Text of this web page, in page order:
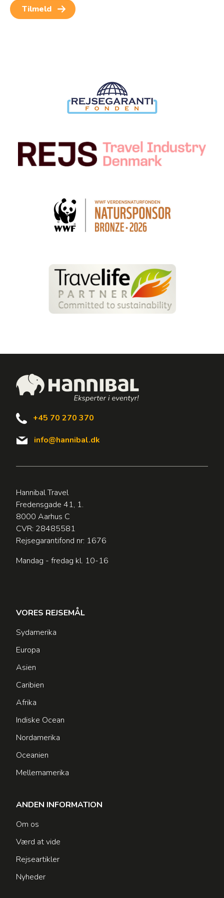
+45 70 270 370
info@hannibal.dk
Hannibal Travel
Fredensgade 41, 1.
8000 Aarhus C
CVR: 28485581
Rejsegarantifond nr: 1676
Mandag - fredag kl. 10-16
VORES REJSEMÅL
Sydamerika
Europa
Asien
Caribien
Afrika
Indiske Ocean
Nordamerika
Oceanien
Mellemamerika
ANDEN INFORMATION
Om os
Værd at vide
Rejseartikler
Nyheder